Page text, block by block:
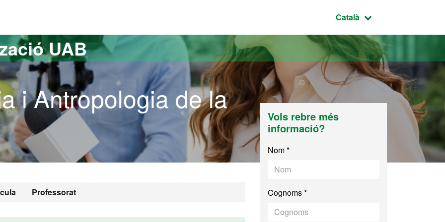
Idioma seleccionat:
Català
UAB
i Antropologia de la
Professorat
Vols rebre més
informació?
Nom *
Cognoms *